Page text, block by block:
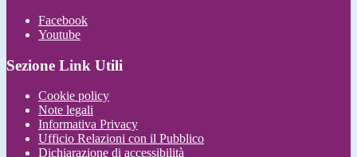
Facebook
Youtube
Sezione Link Utili
Cookie policy
Note legali
Informativa Privacy
Ufficio Relazioni con il Pubblico
Dichiarazione di accessibilità